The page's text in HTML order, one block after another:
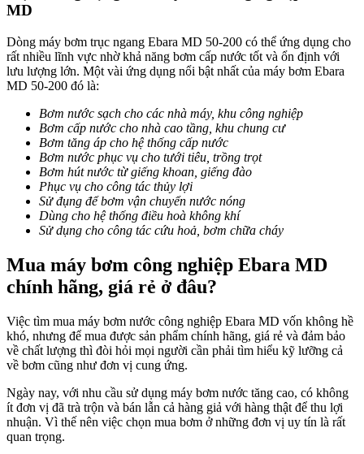
MD
Dòng máy bơm trục ngang Ebara MD 50-200 có thể ứng dụng cho
rất nhiều lĩnh vực nhờ khả năng bơm cấp nước tốt và ổn định với
lưu lượng lớn. Một vài ứng dụng nổi bật nhất của máy bơm Ebara
MD 50-200 đó là:
Bơm nước sạch cho các nhà máy, khu công nghiệp
Bơm cấp nước cho nhà cao tầng, khu chung cư
Bơm tăng áp cho hệ thống cấp nước
Bơm nước phục vụ cho tưới tiêu, trồng trọt
Bơm hút nước từ giếng khoan, giếng đào
Phục vụ cho công tác thủy lợi
Sử đụng để bơm vận chuyển nước nóng
Dùng cho hệ thống điều hoà không khí
Sử dụng cho công tác cứu hoả, bơm chữa cháy
Mua máy bơm công nghiệp Ebara MD
chính hãng, giá rẻ ở đâu?
Việc tìm mua máy bơm nước công nghiệp Ebara MD vốn không hề
khó, nhưng để mua được sản phẩm chính hãng, giá rẻ và đảm bảo
về chất lượng thì đòi hỏi mọi người cần phải tìm hiểu kỹ lưỡng cả
về bơm cũng như đơn vị cung ứng.
Ngày nay, với nhu cầu sử dụng máy bơm nước tăng cao, có không
ít đơn vị đã trà trộn và bán lẫn cả hàng giả với hàng thật để thu lợi
nhuận. Vì thế nên việc chọn mua bơm ở những đơn vị uy tín là rất
quan trọng.